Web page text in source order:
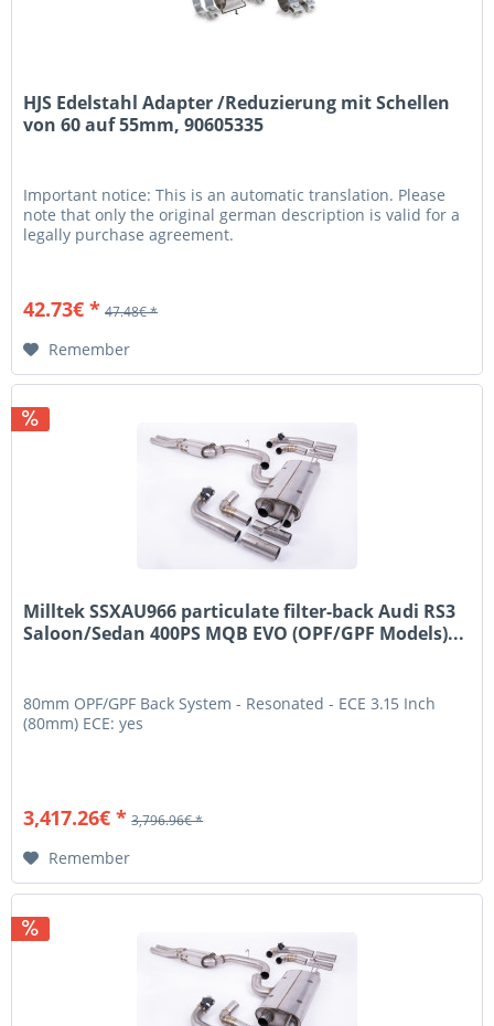
HJS Edelstahl Adapter /Reduzierung mit Schellen
von 60 auf 55mm, 90605335
Important notice: This is an automatic translation. Please
note that only the original german description is valid for a
legally purchase agreement.
42.73€ * 47.48€ *
Remember
Milltek SSXAU966 particulate filter-back Audi RS3
Saloon/Sedan 400PS MQB EVO (OPF/GPF Models)...
80mm OPF/GPF Back System - Resonated - ECE 3.15 Inch
(80mm) ECE: yes
3,417.26€ * 3,796.96€ *
Remember